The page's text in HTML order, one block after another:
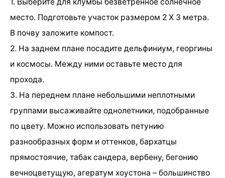
место. Подготовьте участок размером 2 Х 3 метра.
В почву заложите компост.
2. На заднем плане посадите дельфиниум, георгины
и космосы. Между ними оставьте место для
прохода.
3. На переднем плане небольшими неплотными
группами высаживайте однолетники, подобранные
по цвету. Можно использовать петунию
разнообразных форм и оттенков, бархатцы
прямостоячие, табак сандера, вербену, бегонию
вечноцветущую, агератум хоустона – большинство